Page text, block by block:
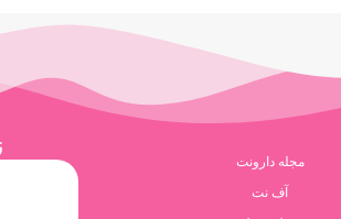
مجله دارونت
آف نت